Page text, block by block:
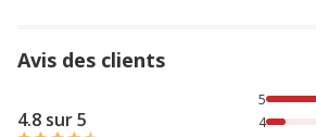
Avis des clients
4.8 sur 5
86% des personnes lont noté avec
5
4